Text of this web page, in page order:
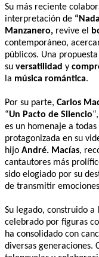
Su más reciente
interpretación de
Manzanero, revive el
contemporáneo,
públicos. Una
su versatilidad y
la música romántica.
Por su parte, Carlos
“Un Pacto de Silencio
es un homenaje a
protagonizada en su
hijo André. Macías,
cantautores más
sido elogiado por su
de transmitir
Su legado, construido a
celebrado por figuras
ha consolidado con
diversas generaciones.